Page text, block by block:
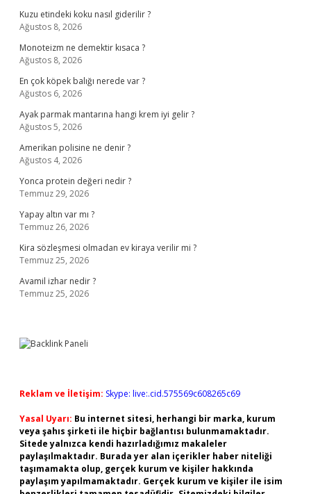
Kuzu etindeki koku nasıl giderilir ?
Ağustos 8, 2026
Monoteizm ne demektir kısaca ?
Ağustos 8, 2026
En çok köpek balığı nerede var ?
Ağustos 6, 2026
Ayak parmak mantarına hangi krem iyi gelir ?
Ağustos 5, 2026
Amerikan polisine ne denir ?
Ağustos 4, 2026
Yonca protein değeri nedir ?
Temmuz 29, 2026
Yapay altın var mı ?
Temmuz 26, 2026
Kira sözleşmesi olmadan ev kiraya verilir mi ?
Temmuz 25, 2026
Avamil izhar nedir ?
Temmuz 25, 2026
Reklam ve İletişim: Skype: live:.cid.575569c608265c69
Yasal Uyarı: Bu internet sitesi, herhangi bir marka, kurum
veya şahıs şirketi ile hiçbir bağlantısı bulunmamaktadır.
Sitede yalnızca kendi hazırladığımız makaleler
paylaşılmaktadır. Burada yer alan içerikler haber niteliği
taşımamakta olup, gerçek kurum ve kişiler hakkında
paylaşım yapılmamaktadır. Gerçek kurum ve kişiler ile isim